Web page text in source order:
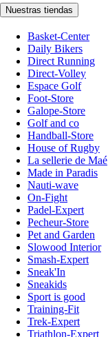
Nuestras tiendas
Basket-Center
Daily Bikers
Direct Running
Direct-Volley
Espace Golf
Foot-Store
Galope-Store
Golf and co
Handball-Store
House of Rugby
La sellerie de Maé
Made in Paradis
Nauti-wave
On-Fight
Padel-Expert
Pecheur-Store
Pet and Garden
Slowood Interior
Smash-Expert
Sneak'In
Sneakids
Sport is good
Training-Fit
Trek-Expert
Triathlon-Expert